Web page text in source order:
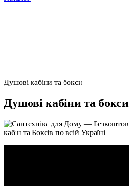
Душові кабіни та бокси
Душові кабіни та бокси